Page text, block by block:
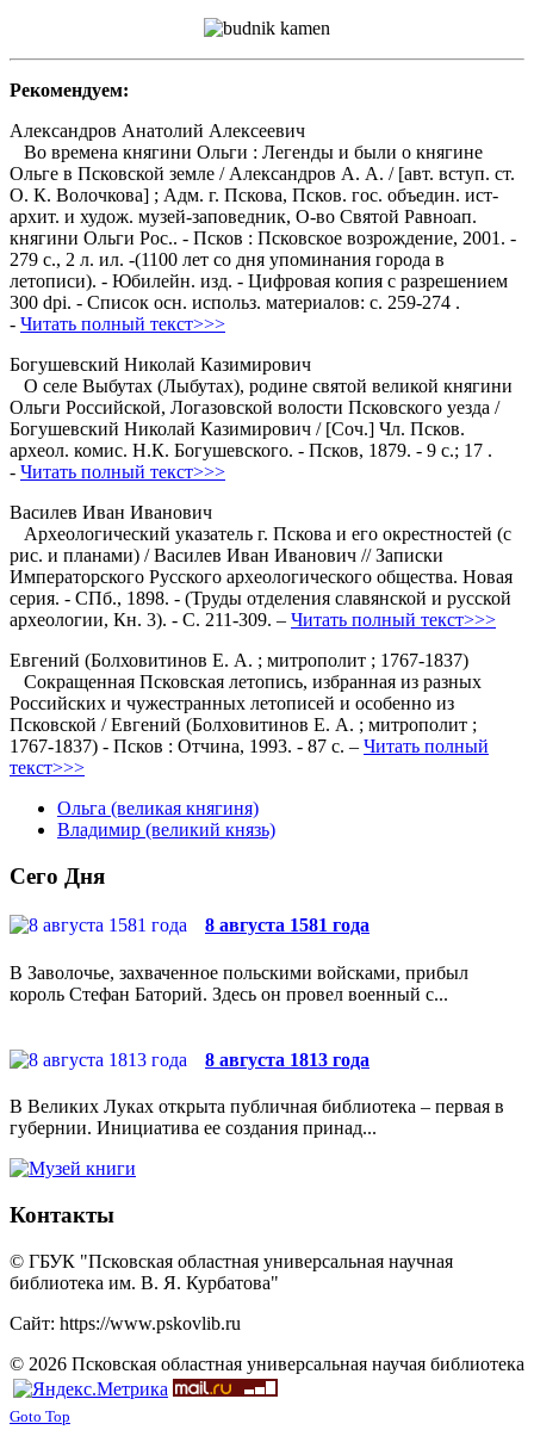
Рекомендуем:
Александров Анатолий Алексеевич
Во времена княгини Ольги : Легенды и были о княгине
Ольге в Псковской земле / Александров А. А. / [авт. вступ. ст.
О. К. Волочкова] ; Адм. г. Пскова, Псков. гос. объедин. ист-
архит. и худож. музей-заповедник, О-во Святой Равноап.
княгини Ольги Рос.. - Псков : Псковское возрождение, 2001. -
279 с., 2 л. ил. -(1100 лет со дня упоминания города в
летописи). - Юбилейн. изд. - Цифровая копия с разрешением
300 dpi. - Список осн. использ. материалов: с. 259-274 .
- Читать полный текст>>>
Богушевский Николай Казимирович
О селе Выбутах (Лыбутах), родине святой великой княгини
Ольги Российской, Логазовской волости Псковского уезда /
Богушевский Николай Казимирович / [Соч.] Чл. Псков.
археол. комис. Н.К. Богушевского. - Псков, 1879. - 9 с.; 17 .
- Читать полный текст>>>
Василев Иван Иванович
Археологический указатель г. Пскова и его окрестностей (с
рис. и планами) / Василев Иван Иванович // Записки
Императорского Русского археологического общества. Новая
серия. - СПб., 1898. - (Труды отделения славянской и русской
археологии, Кн. 3). - С. 211-309. – Читать полный текст>>>
Евгений (Болховитинов Е. А. ; митрополит ; 1767-1837)
Сокращенная Псковская летопись, избранная из разных
Российских и чужестранных летописей и особенно из
Псковской / Евгений (Болховитинов Е. А. ; митрополит ;
1767-1837) - Псков : Отчина, 1993. - 87 с. – Читать полный
текст>>>
Ольга (великая княгиня)
Владимир (великий князь)
Сего Дня
8 августа 1581 года
В Заволочье, захваченное польскими войсками, прибыл
король Стефан Баторий. Здесь он провел военный с...
8 августа 1813 года
В Великих Луках открыта публичная библиотека – первая в
губернии. Инициатива ее создания принад...
Контакты
© ГБУК "Псковская областная универсальная научная
библиотека им. В. Я. Курбатова"
Сайт: https://www.pskovlib.ru
© 2026 Псковская областная универсальная научая библиотека
Goto Top